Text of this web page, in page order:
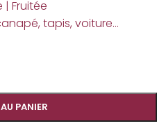
| Fruitée
tapis, voiture…
PANIER